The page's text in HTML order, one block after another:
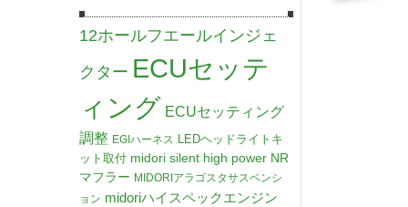
12ホールフエールインジェ
クター ECUセッテ
ィング ECUセッティング
調整 EGIハーネス LEDヘッドライトキ
ット取付 midori silent high power NR
マフラー MIDORIアラゴスタサスペンシ
ョン midoriハイスペックエンジン